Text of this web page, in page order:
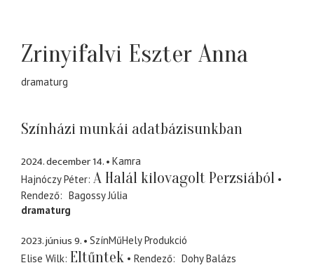
Zrinyifalvi Eszter Anna
dramaturg
Színházi munkái adatbázisunkban
2024. december 14.
Kamra
Hajnóczy Péter A Halál kilovagolt Perzsiából
Rendező
Bagossy Júlia
dramaturg
2023. június 9.
SzínMűHely Produkció
Elise Wilk Eltűntek Rendező
Dohy Balázs